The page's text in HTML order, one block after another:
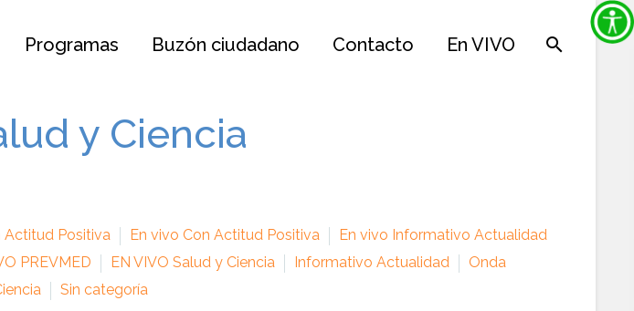
Programas Buzón ciudadano Contacto En VIVO
y Ciencia
Actitud Positiva En vivo Con Actitud Positiva
En vivo Informativo Actualidad
PREVMED EN VIVO Salud y Ciencia Informativo Actualidad
Onda
Sin categoría